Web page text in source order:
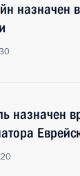
назначен
назначен